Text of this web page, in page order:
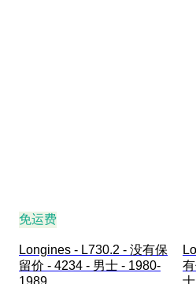
免运费
Longines - L730.2 - 没有保
留价 - 4234 - 男士 - 1980-